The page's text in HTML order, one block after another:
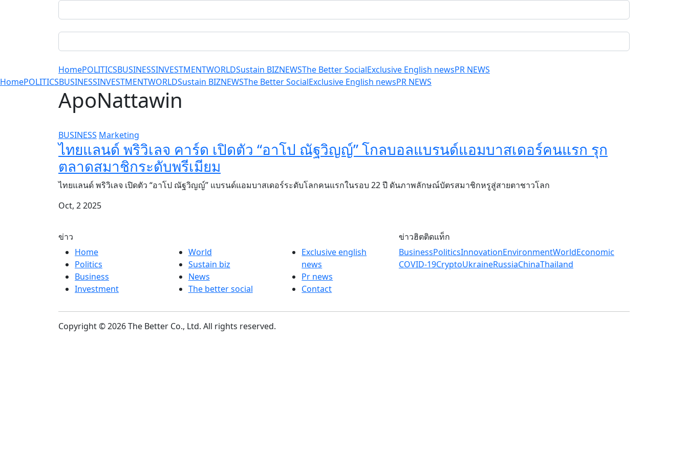
HomePOLITICSBUSINESSINVESTMENTWORLDSustain BIZNEWSThe Better SocialExclusive English newsPR NEWS
HomePOLITICSBUSINESSINVESTMENTWORLDSustain BIZNEWSThe Better SocialExclusive English newsPR NEWS
ApoNattawin
BUSINESS Marketing
ไทยแลนด์ พริวิเลจ คาร์ด เปิดตัว “อาโป ณัฐวิญญ์” โกลบอลแบรนด์แอมบาสเดอร์คนแรก รุก
ตลาดสมาชิกระดับพรีเมียม
ไทยแลนด์ พริวิเลจ เปิดตัว “อาโป ณัฐวิญญ์” แบรนด์แอมบาสเดอร์ระดับโลกคนแรกในรอบ 22 ปี ดันภาพลักษณ์บัตรสมาชิกหรูสู่สายตาชาวโลก
Oct, 2 2025
ข่าว
Home
Politics
Business
Investment
World
Sustain biz
News
The better social
Exclusive english
news
Pr news
Contact
ข่าวฮิตติดแท็ก
BusinessPoliticsInnovationEnvironmentWorldEconomic
COVID-19CryptoUkraineRussiaChinaThailand
Copyright © 2026 The Better Co., Ltd. All rights reserved.